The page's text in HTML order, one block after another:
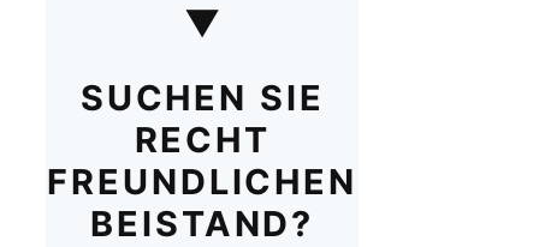
▼
SUCHEN SIE
RECHT
FREUNDLICHEN
BEISTAND?